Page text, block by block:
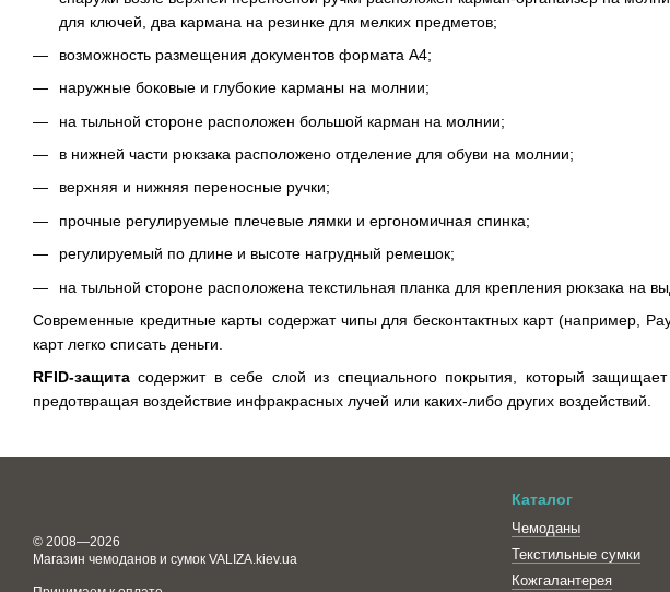
для ключей, два кармана на резинке для мелких предметов;
возможность размещения документов формата А4;
наружные боковые и глубокие карманы на молнии;
на тыльной стороне расположен большой карман на молнии;
в нижней части рюкзака расположено отделение для обуви на молнии;
верхняя и нижняя переносные ручки;
прочные регулируемые плечевые лямки и ергономичная спинка;
регулируемый по длине и высоте нагрудный ремешок;
на тыльной стороне расположена текстильная планка для крепления рюкзака на
Современные кредитные карты содержат чипы для бесконтактных карт (например,
карт легко списать деньги.
RFID-защита содержит в себе слой из специального покрытия, который
предотвращая воздействие инфракрасных лучей или каких-либо других воздействий.
© 2008—2026
Магазин чемоданов и сумок VALIZA.kiev.ua
Каталог
Чемоданы
Текстильные сумки
Кожгалантерея